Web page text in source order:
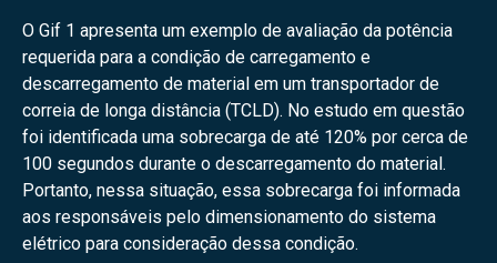
O Gif 1 apresenta um exemplo de avaliação da potência
requerida para a condição de carregamento e
descarregamento de material em um transportador de
correia de longa distância (TCLD). No estudo em questão
foi identificada uma sobrecarga de até 120% por cerca de
100 segundos durante o descarregamento do material.
Portanto, nessa situação, essa sobrecarga foi informada
aos responsáveis pelo dimensionamento do sistema
elétrico para consideração dessa condição.